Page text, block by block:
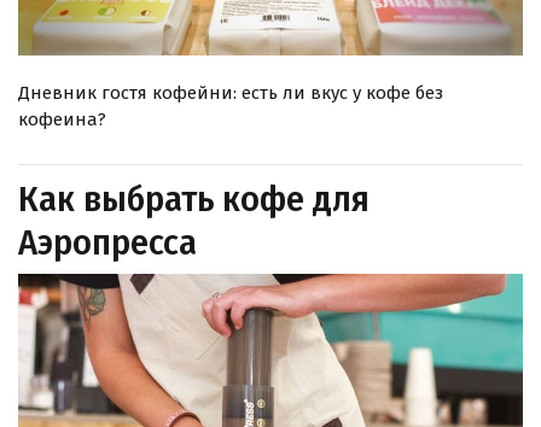
Дневник гостя кофейни: есть ли вкус у кофе без
кофеина?
Как выбрать кофе для
Аэропресса